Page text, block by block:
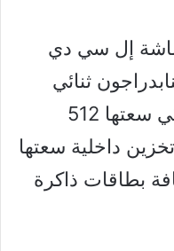
إل سي دي
سنابدراجون ثنائي
النواة، وذاكرة صول عشوائي سعتها 512
داخلية سعتها
بطاقات ذاكرة